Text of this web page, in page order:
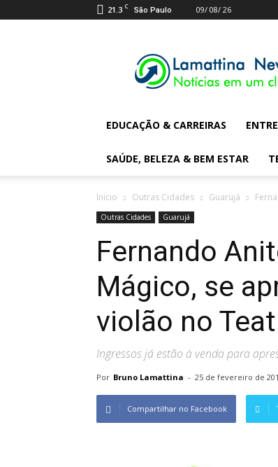
21.3 C São Paulo 09/ 08/ 26
Digital
News
EDUCAÇÃO & CARREIRAS
SAÚDE, BELEZA & BEM ESTAR
Inicio Outras Cidades Guarujá
Outras Cidades Guarujá
Fernando
Mágico, se
violão no
Ingressos já estão à venda para
Por Bruno Lamattina - 25 de fevereiro de
Compartilhar no Facebook